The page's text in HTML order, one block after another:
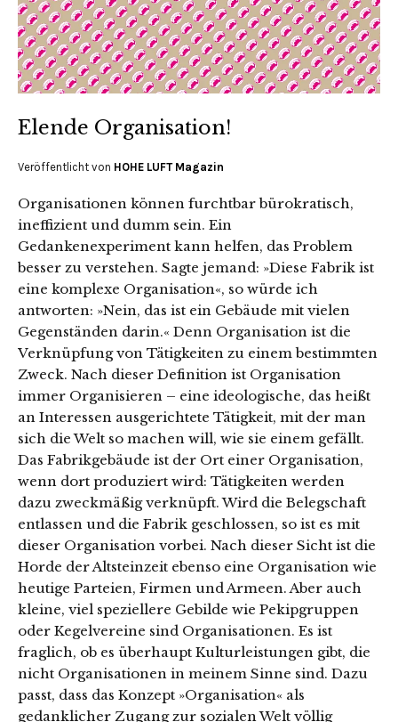
Elende Organisation!
Veröffentlicht von HOHE LUFT Magazin
Organisationen können furchtbar bürokratisch,
ineffizient und dumm sein. Ein
Gedankenexperiment kann helfen, das Problem
besser zu verstehen. Sagte jemand: »Diese Fabrik ist
eine komplexe Organisation«, so würde ich
antworten: »Nein, das ist ein Gebäude mit vielen
Gegenständen darin.« Denn Organisation ist die
Verknüpfung von Tätigkeiten zu einem bestimmten
Zweck. Nach dieser Definition ist Organisation
immer Organisieren – eine ideologische, das heißt
an Interessen ausgerichtete Tätigkeit, mit der man
sich die Welt so machen will, wie sie einem gefällt.
Das Fabrikgebäude ist der Ort einer Organisation,
wenn dort produziert wird: Tätigkeiten werden
dazu zweckmäßig verknüpft. Wird die Belegschaft
entlassen und die Fabrik geschlossen, so ist es mit
dieser Organisation vorbei. Nach dieser Sicht ist die
Horde der Altsteinzeit ebenso eine Organisation wie
heutige Parteien, Firmen und Armeen. Aber auch
kleine, viel speziellere Gebilde wie Pekipgruppen
oder Kegelvereine sind Organisationen. Es ist
fraglich, ob es überhaupt Kulturleistungen gibt, die
nicht Organisationen in meinem Sinne sind. Dazu
passt, dass das Konzept »Organisation« als
gedanklicher Zugang zur sozialen Welt völlig